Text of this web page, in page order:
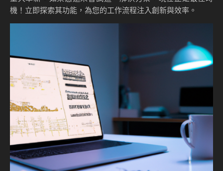
機！立即探索其功能，為您的工作流程注入創新與效率。